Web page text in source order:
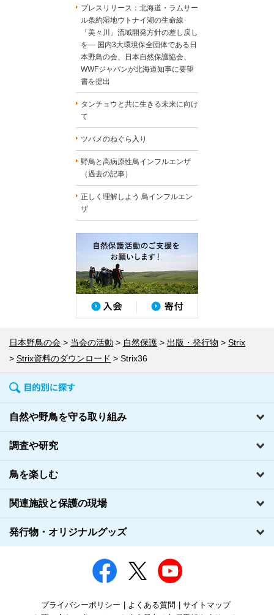
プレスリリース：北海道・ラムサー
ル条約湿地ウトナイ湖の生命線
「美々川」流域開発方針の差し戻し
を― 国内3大環境保全団体である日
本野鳥の会、日本自然保護協会、
WWFジャパンが北海道知事に要望
書を提出
タンチョウと共に生きる未来に向け
て
ツバメのねぐら入り
野鳥と高病原性鳥インフルエンザ
（過去の記事）
正しく理解しよう 鳥インフルエン
ザ
日本野鳥の会 当会の活動 自然保護 出版・発行物
Strix
Strix資料のダウンロード
Strix36
自然や野鳥を守る取り組み
調査や研究
鳥を楽しむ
関連施設と保護の現場
発行物・オリジナルグッズ
プライバシーポリシー よくある質問
サイトマップ